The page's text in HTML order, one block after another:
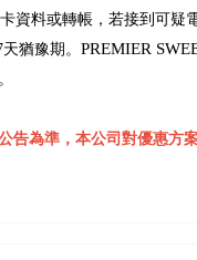
資料或轉帳，若接到可疑
猶豫期。 PREMIER
為準，本公司對優惠方案